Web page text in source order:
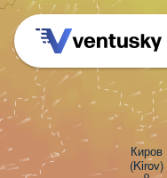
Киров
(Kirov)